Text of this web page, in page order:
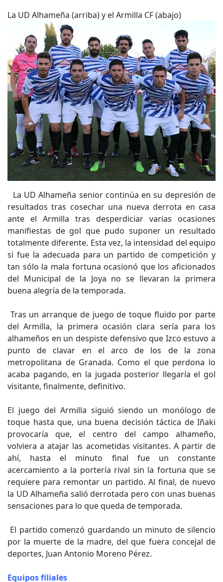
La UD Alhameña (arriba) y el Armilla CF (abajo)
La UD Alhameña senior continúa en su depresión de
resultados tras cosechar una nueva derrota en casa
ante el Armilla tras desperdiciar varias ocasiones
manifiestas de gol que pudo suponer un resultado
totalmente diferente. Esta vez, la intensidad del equipo
si fue la adecuada para un partido de competición y
tan sólo la mala fortuna ocasionó que los aficionados
del Municipal de la Joya no se llevaran la primera
buena alegría de la temporada.
Tras un arranque de juego de toque fluido por parte
del Armilla, la primera ocasión clara sería para los
alhameños en un despiste defensivo que Izco estuvo a
punto de clavar en el arco de los de la zona
metropolitana de Granada. Como el que perdona lo
acaba pagando, en la jugada posterior llegaría el gol
visitante, finalmente, definitivo.
El juego del Armilla siguió siendo un monólogo de
toque hasta que, una buena decisión táctica de Iñaki
provocaría que, el centro del campo alhameño,
volviera a atajar las acometidas visitantes. A partir de
ahí, hasta el minuto final fue un constante
acercamiento a la portería rival sin la fortuna que se
requiere para remontar un partido. Al final, de nuevo
la UD Alhameña salió derrotada pero con unas buenas
sensaciones para lo que queda de temporada.
El partido comenzó guardando un minuto de silencio
por la muerte de la madre, del que fuera concejal de
deportes, Juan Antonio Moreno Pérez.
Equipos filiales